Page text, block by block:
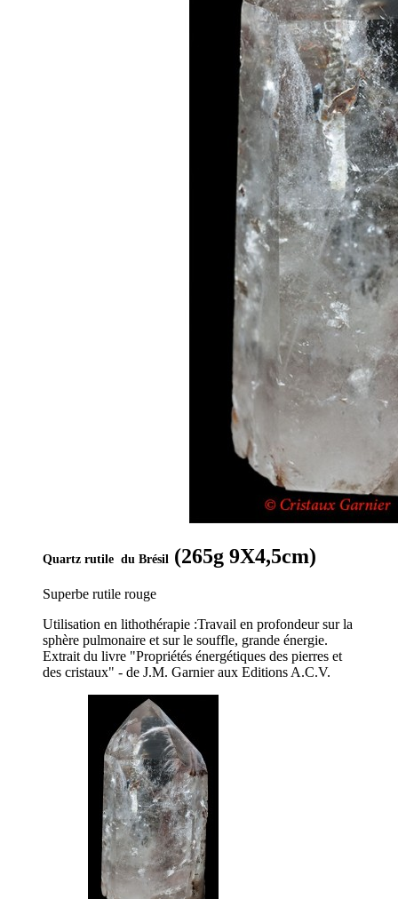
Quartz rutile du Brésil (265g 9X4,5cm)
Superbe rutile rouge
Utilisation en lithothérapie :Travail en profondeur sur la
sphère pulmonaire et sur le souffle, grande énergie.
Extrait du livre "Propriétés énergétiques des pierres et
des cristaux" - de J.M. Garnier aux Editions A.C.V.